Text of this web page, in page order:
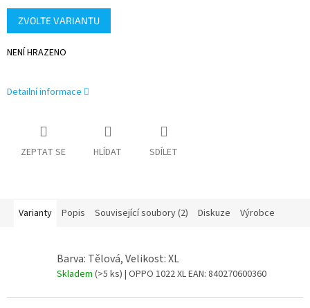
ZVOLTE VARIANTU
NENÍ HRAZENO
Detailní informace
ZEPTAT SE HLÍDAT SDÍLET
Varianty Popis Související soubory (2) Diskuze Výrobce
Barva: Tělová, Velikost: XL
Skladem (>5 ks) | OPPO 1022 XLEAN: 840270600360